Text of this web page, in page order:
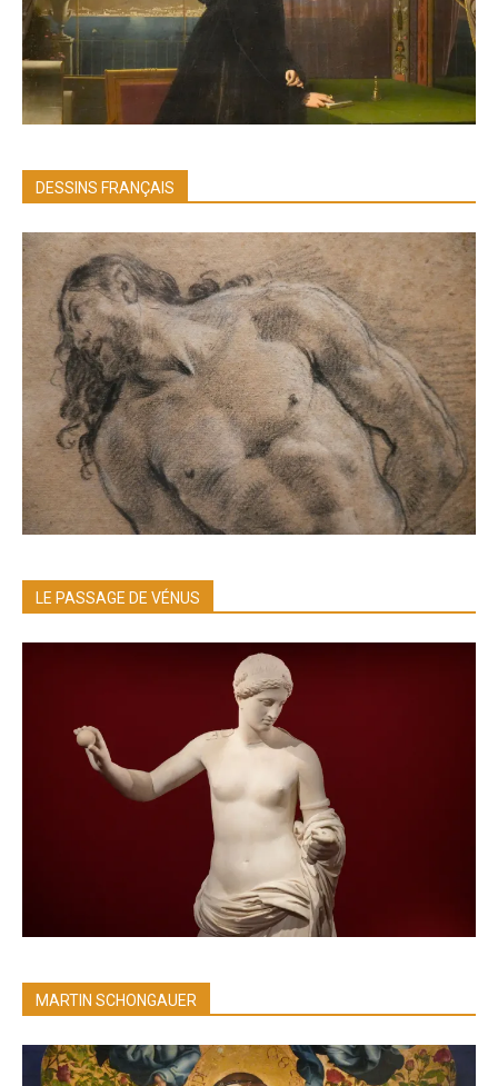
DESSINS FRANÇAIS
LE PASSAGE DE VÉNUS
MARTIN SCHONGAUER